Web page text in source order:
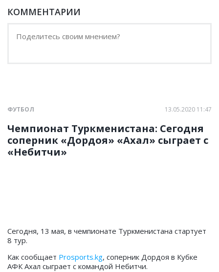
КОММЕНТАРИИ
ФУТБОЛ 13.05.2020 11:47
Чемпионат Туркменистана: Сегодня
соперник «Дордоя» «Ахал» сыграет с
«Небитчи»
Сегодня, 13 мая, в чемпионате Туркменистана стартует
8 тур.
Как сообщает Prosports.kg, соперник Дордоя в Кубке
АФК Ахал сыграет с командой Небитчи.